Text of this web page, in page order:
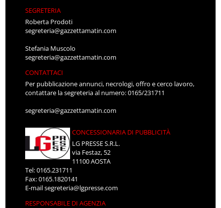
SEGRETERIA
Roberta Prodoti
segreteria@gazzettamatin.com
Stefania Muscolo
segreteria@gazzettamatin.com
CONTATTACI
Per pubblicazione annunci, necrologi, offro e cerco lavoro,
contattare la segreteria al numero: 0165/231711
segreteria@gazzettamatin.com
CONCESSIONARIA DI PUBBLICITÀ
LG PRESSE S.R.L.
via Festaz, 52
11100 AOSTA
Tel: 0165.231711
Fax: 0165.1820141
E-mailsegreteria@lgpresse.com
RESPONSABILE DI AGENZIA